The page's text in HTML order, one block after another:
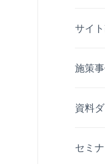
サイ
施策
資料
セミ